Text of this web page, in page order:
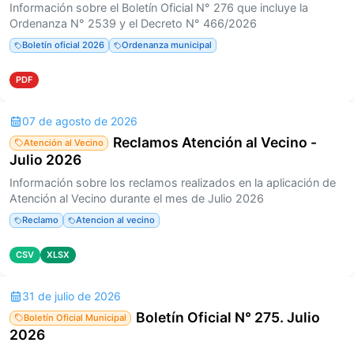
Información sobre el Boletín Oficial N° 276 que incluye la
Ordenanza N° 2539 y el Decreto N° 466/2026
Boletín oficial 2026 Ordenanza municipal
PDF
07 de agosto de 2026
Atención al Vecino
Reclamos Atención al Vecino -
Julio 2026
Información sobre los reclamos realizados en la aplicación de
Atención al Vecino durante el mes de Julio 2026
Reclamo Atencion al vecino
CSV XLSX
31 de julio de 2026
Boletín Oficial Municipal
Boletín Oficial N° 275. Julio
2026